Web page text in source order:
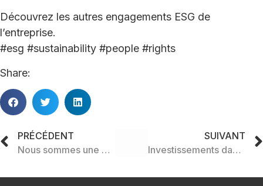
Découvrez les autres engagements ESG de
l’entreprise.
#esg #sustainability #people #rights
Share:
PRÉCÉDENT
Nous sommes une entreprise
SUIVANT
Investissements dans l’innovation